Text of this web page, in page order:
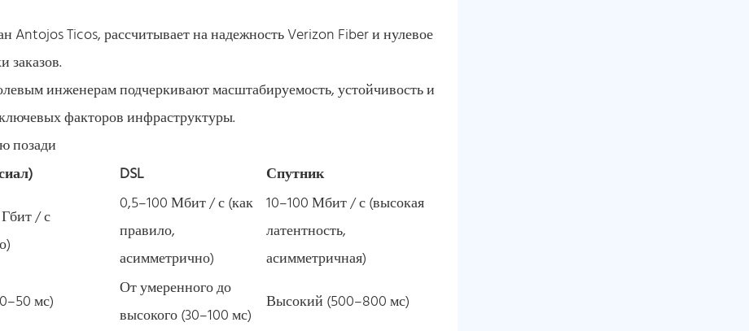
Antojos Ticos, рассчитывает на надежность Verizon Fiber и нулевое
заказов.
инженерам подчеркивают масштабируемость, устойчивость и
факторов инфраструктуры.
позади
DSL Спутник
/ с
0,5–100 Мбит / с (как
правило,
асимметрично)
10–100 Мбит / с (высокая
латентность,
асимметричная)
мс)
От умеренного до
высокого (30–100 мс)
Высокий (500–800 мс)